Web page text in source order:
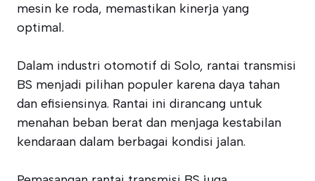
mesin ke roda, memastikan kinerja yang
optimal.
Dalam industri otomotif di Solo, rantai transmisi
BS menjadi pilihan populer karena daya tahan
dan efisiensinya. Rantai ini dirancang untuk
menahan beban berat dan menjaga kestabilan
kendaraan dalam berbagai kondisi jalan.